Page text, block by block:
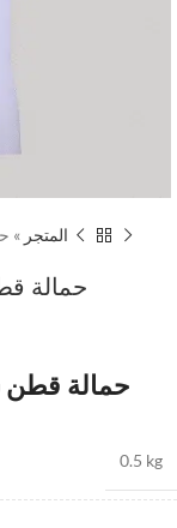
المتجر »
حمالة
حمالة
0.5 kg